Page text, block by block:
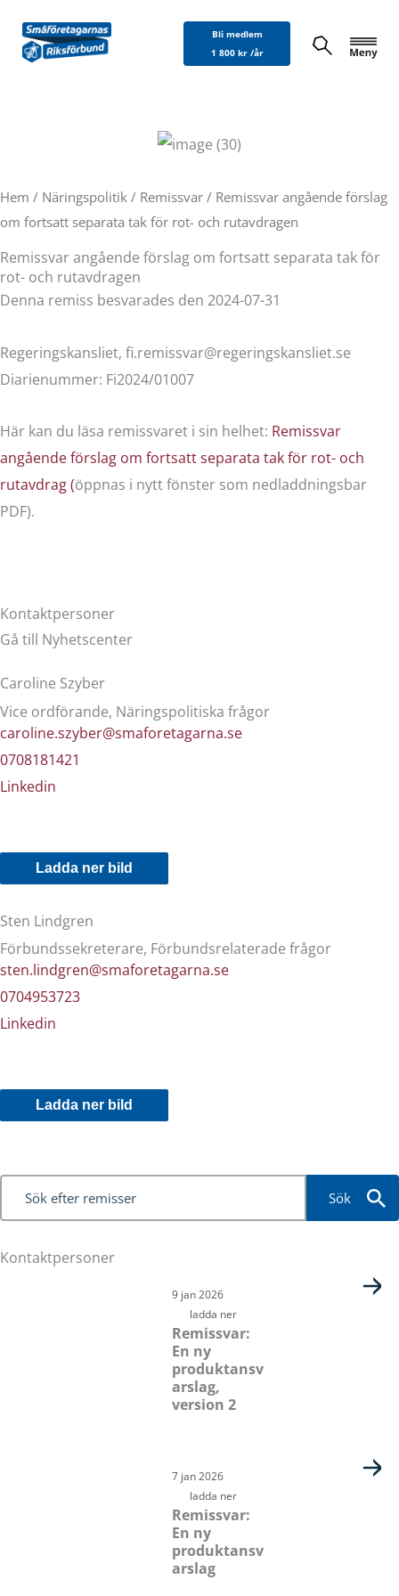
innehåll
Bli medlem
1 800 kr /år
Hem / Näringspolitik / Remissvar / Remissvar angående förslag
om fortsatt separata tak för rot- och rutavdragen
Remissvar angående förslag om fortsatt separata tak för
rot- och rutavdragen
Denna remiss besvarades den 2024-07-31
Regeringskansliet, fi.remissvar@regeringskansliet.se
Diarienummer: Fi2024/01007
Här kan du läsa remissvaret i sin helhet: Remissvar
angående förslag om fortsatt separata tak för rot- och
rutavdrag (öppnas i nytt fönster som nedladdningsbar
PDF).
Kontaktpersoner
Gå till Nyhetscenter
Caroline Szyber
Vice ordförande, Näringspolitiska frågor
caroline.szyber@smaforetagarna.se
0708181421
Linkedin
Ladda ner bild
Sten Lindgren
Förbundssekreterare, Förbundsrelaterade frågor
sten.lindgren@smaforetagarna.se
0704953723
Linkedin
Ladda ner bild
Sök
Kontaktpersoner
9 jan 2026
ladda ner
Remissvar:
En ny
produktansv
arslag,
version 2
7 jan 2026
ladda ner
Remissvar:
En ny
produktansv
arslag
Sida